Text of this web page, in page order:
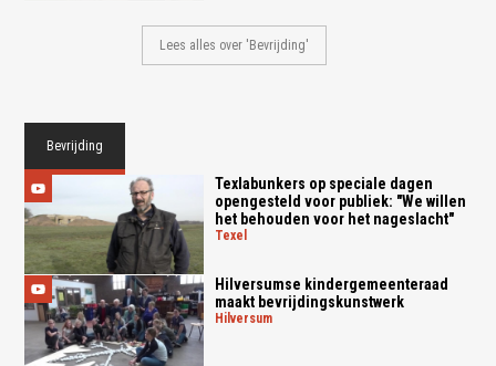
Lees alles over 'Bevrijding'
Bevrijding
Texlabunkers op speciale dagen
opengesteld voor publiek: "We willen
het behouden voor het nageslacht"
texel
Hilversumse kindergemeenteraad
maakt bevrijdingskunstwerk
hilversum